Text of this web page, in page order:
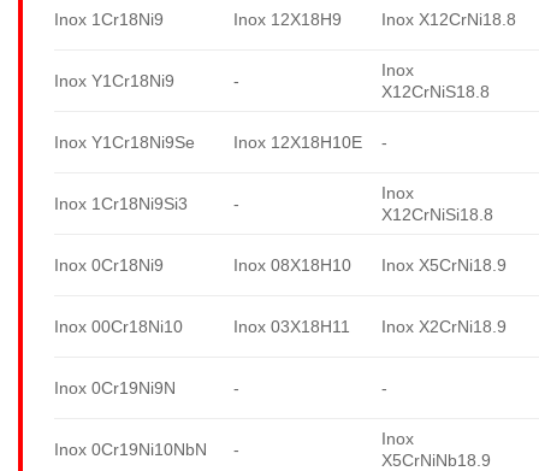
Inox 1Cr18Ni9 Inox 12X18H9 Inox X12CrNi18.8
Inox Y1Cr18Ni9 -
Inox
X12CrNiS18.8
Inox Y1Cr18Ni9Se Inox 12X18H10E -
Inox 1Cr18Ni9Si3 -
Inox
X12CrNiSi18.8
Inox 0Cr18Ni9 Inox 08X18H10 Inox X5CrNi18.9
Inox 00Cr18Ni10 Inox 03X18H11 Inox X2CrNi18.9
Inox 0Cr19Ni9N - -
Inox 0Cr19Ni10NbN -
Inox
X5CrNiNb18.9